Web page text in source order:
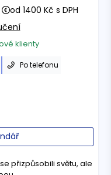
od 1400 Kč s DPH
klienty
Po telefonu
přizpůsobili světu, ale